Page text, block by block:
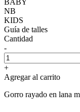
NB
KIDS
Guía de talles
Cantidad
-
+
Agregar al carrito
Gorro rayado en lana